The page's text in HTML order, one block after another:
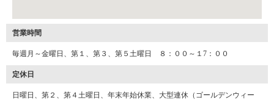
営業時間
毎週月～金曜日、第１、第３、第５土曜日 ８：００～１7：００
定休日
日曜日、第２、第４土曜日、年末年始休業、大型連休（ゴールデンウィー